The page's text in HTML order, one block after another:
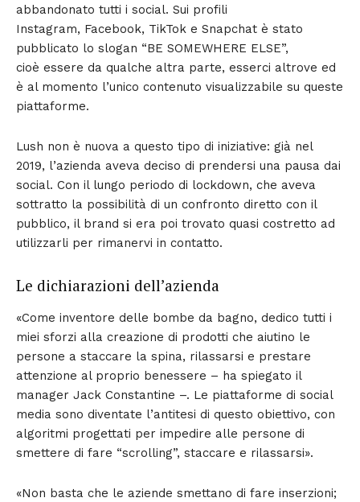
abbandonato tutti i social. Sui profili
Instagram, Facebook, TikTok e Snapchat è stato
pubblicato lo slogan “BE SOMEWHERE ELSE”,
cioè essere da qualche altra parte, esserci altrove ed
è al momento l’unico contenuto visualizzabile su queste
piattaforme.
Lush non è nuova a questo tipo di iniziative: già nel
2019, l’azienda aveva deciso di prendersi una pausa dai
social. Con il lungo periodo di lockdown, che aveva
sottratto la possibilità di un confronto diretto con il
pubblico, il brand si era poi trovato quasi costretto ad
utilizzarli per rimanervi in contatto.
Le dichiarazioni dell’azienda
«Come inventore delle bombe da bagno, dedico tutti i
miei sforzi alla creazione di prodotti che aiutino le
persone a staccare la spina, rilassarsi e prestare
attenzione al proprio benessere – ha spiegato il
manager Jack Constantine –. Le piattaforme di social
media sono diventate l’antitesi di questo obiettivo, con
algoritmi progettati per impedire alle persone di
smettere di fare “scrolling”, staccare e rilassarsi».
«Non basta che le aziende smettano di fare inserzioni;